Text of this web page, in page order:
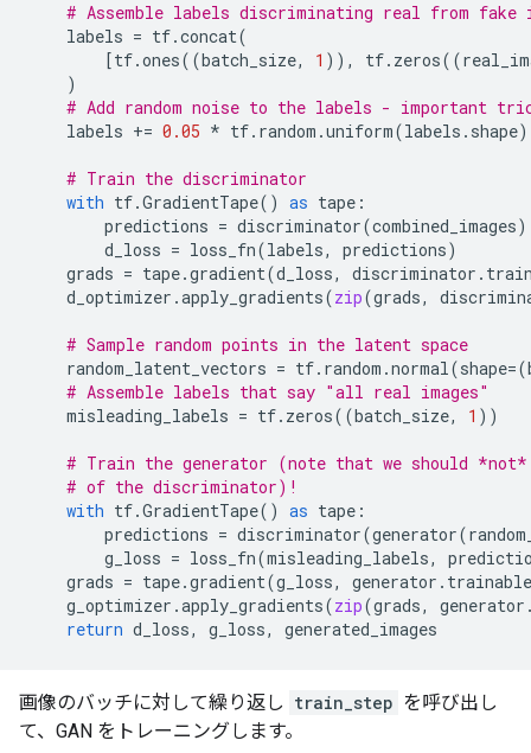
# Assemble labels discriminating real from fake
labels = tf.concat(
[tf.ones((batch_size, 1 )), tf. zeros((
)
# Add random noise to the labels - important
labels += 0.05 * tf. random .uniform(labels . shape)
# Train the discriminator
with tf.GradientTape() as tape :
predictions = discriminator(combined_images)
d_loss = loss_fn(labels, predictions)
grads = tape.gradient(d_loss, discriminator .
d_optimizer .apply_gradients(zip(grads,
# Sample random points in the latent space
random_latent_vectors = tf. random .normal(shape=(
# Assemble labels that say "all real images"
misleading_labels = tf. zeros((batch_size, 1 ))
# Train the generator (note that we should *not*
# of the discriminator)!
with tf.GradientTape() as tape :
predictions = discriminator(generator(
g_loss = loss_fn(misleading_labels,
grads = tape.gradient(g_loss, generator .
g_optimizer .apply_gradients(zip(grads, generator
return d_loss, g_loss, generated_images
画像のバッチに対して繰り返し train_step を呼び出し
て、GAN をトレーニングします。